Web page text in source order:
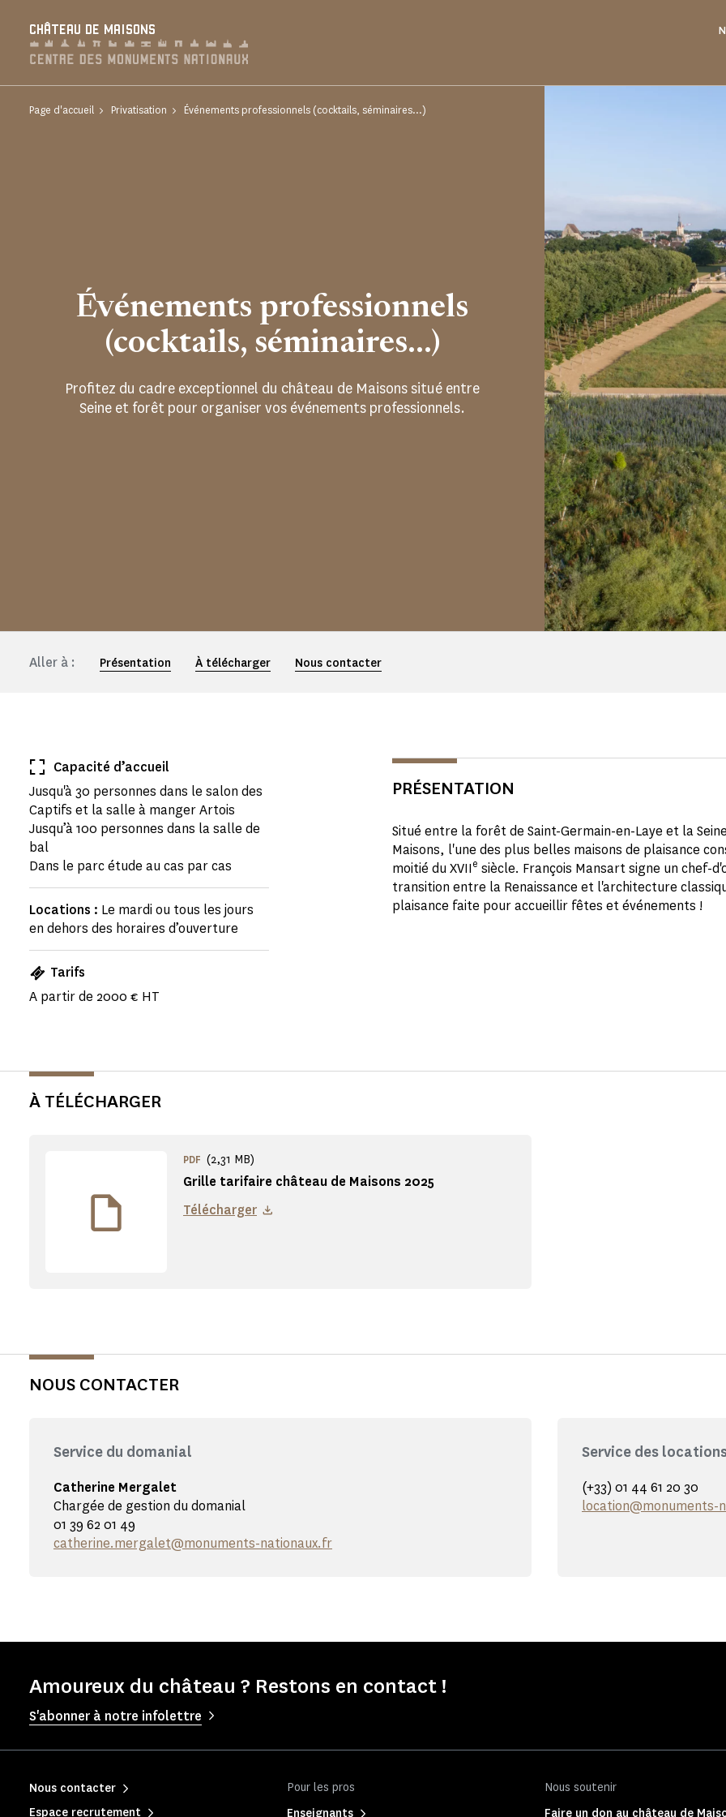
CHÂTEAU DE MAISONS
Page d'accueil Privatisation Événements professionnels (cocktails, séminaires...)
Événements professionnels
(cocktails, séminaires...)
Profitez du cadre exceptionnel du château de Maisons situé entre
Seine et forêt pour organiser vos événements professionnels.
Aller à : Présentation À télécharger Nous contacter
Capacité d’accueil
Jusqu'à 30 personnes dans le salon des
Captifs et la salle à manger Artois
Jusqu’à 100 personnes dans la salle de
bal
Dans le parc étude au cas par cas
Locations : Le mardi ou tous les jours
en dehors des horaires d’ouverture
Tarifs
A partir de 2000 € HT
PRÉSENTATION
Situé entre la forêt de Saint-Germain-en-Laye et la
Maisons, l'une des plus belles maisons de plaisance
moitié du XVIIe siècle. François Mansart signe un chef-
transition entre la Renaissance et l'architecture
plaisance faite pour accueillir fêtes et événements !
À TÉLÉCHARGER
Grille tarifaire château de Maisons 2025
PDF (2,31 MB)
Télécharger
NOUS CONTACTER
Service du domanial
Catherine Mergalet
Chargée de gestion du domanial
01 39 62 01 49
catherine.mergalet@monuments-nationaux.fr
Service des
(+33) 01 44 61 20 30
location@monuments-
Amoureux du château ? Restons en contact !
S'abonner à notre infolettre
Pour les pros
Enseignants
Nous soutenir
Faire un don au château de
Nous contacter
Espace recrutement